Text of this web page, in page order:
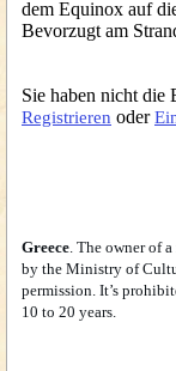
dem Equinox auf
Bevorzugt am
Sie haben nicht die
Registrieren oder
Greece. The owner of
by the Ministry of
permission. It’s
10 to 20 years.